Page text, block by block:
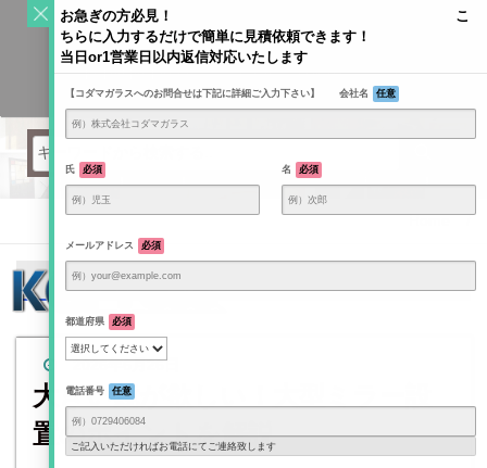
KODAMAGLASS公式ブログ | ガラス情報発信メディア
Home /
連装ミラー
2026年6月26日
大きい鏡が欲しい！大型ミラー設
置のポイントを解説
お急ぎの方必見！ こ
ちらに入力するだけで簡単に見積依頼できます！
当日or1営業日以内返信対応いたします
【コダマガラスへのお問合せは下記に詳細ご入力下さい】 会社名 任意
氏 必須 名 必須
メールアドレス 必須
都道府県 必須
電話番号 任意
ご記入いただければお電話にてご連絡致します